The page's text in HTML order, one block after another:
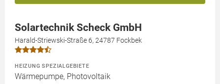
Solartechnik Scheck GmbH
Harald-Striewski-Straße 6, 24787 Fockbek
HEIZUNG SPEZIALGEBIETE
Wärmepumpe, Photovoltaik